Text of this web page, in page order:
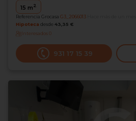
15 m2
Referencia Grocasa G3_2066013
Hipoteca desde 43,35 €
Interesados0
931 17 15 39